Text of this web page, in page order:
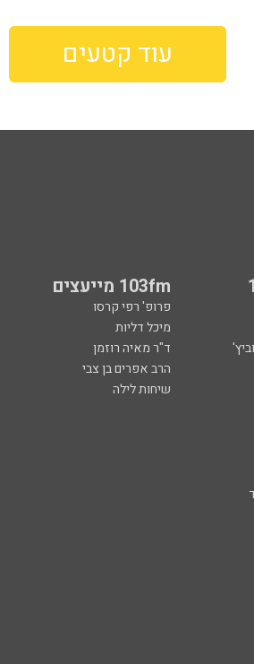
עוד קטעים
103fm מייעצים
פרופ' רפי קרסו
מיכל דליות
ד"ר מאיה רוזמן
הרב אפרים בן צבי
שיחות לילה